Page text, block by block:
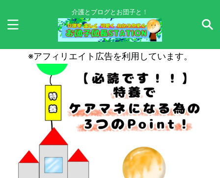
介護とブログとお団子と！
※アフィリエイト広告を利用しています。